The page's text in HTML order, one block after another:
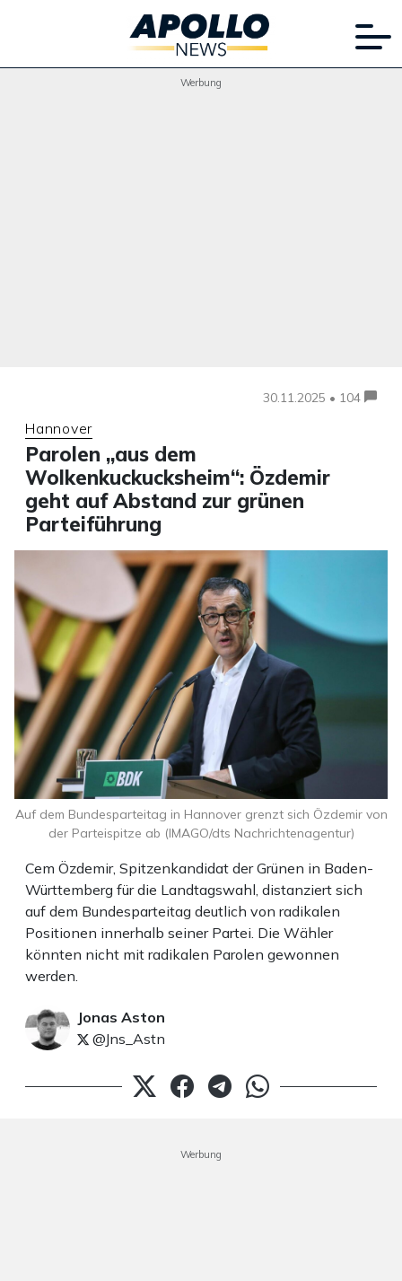
Werbung
30.11.2025 • 104
Hannover
Parolen „aus dem
Wolkenkuckucksheim“: Özdemir
geht auf Abstand zur grünen
Parteiführung
Cem Özdemir, Spitzenkandidat der Grünen in Baden-
Württemberg für die Landtagswahl, distanziert sich
auf dem Bundesparteitag deutlich von radikalen
Positionen innerhalb seiner Partei. Die Wähler
könnten nicht mit radikalen Parolen gewonnen
werden.
Jonas Aston
@Jns_Astn
Auf dem Bundesparteitag in Hannover grenzt sich Özdemir von
der Parteispitze ab (IMAGO/dts Nachrichtenagentur)
Werbung